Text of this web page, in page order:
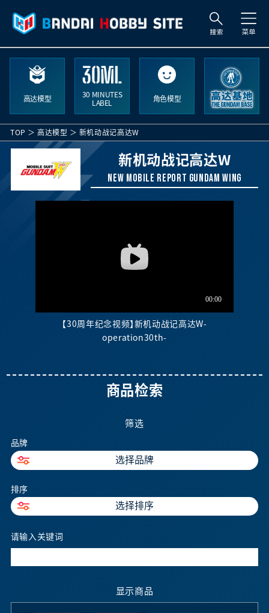
索
高达模型
30 MINUTES
LABEL
角色模型
TOP 高达模型 新机动战记高达W
新机动战记高达W
New Mobile Report Gundam Wing
【30周年纪念视频】新机动战记高达W-
operation30th-
商品检索
筛选
品牌
选择品牌
排序
选择排序
请输入关键词
显示商品